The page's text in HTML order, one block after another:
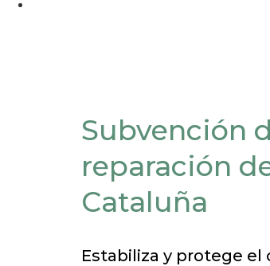
Subvención
reparación
Cataluña
Estabiliza y protege el